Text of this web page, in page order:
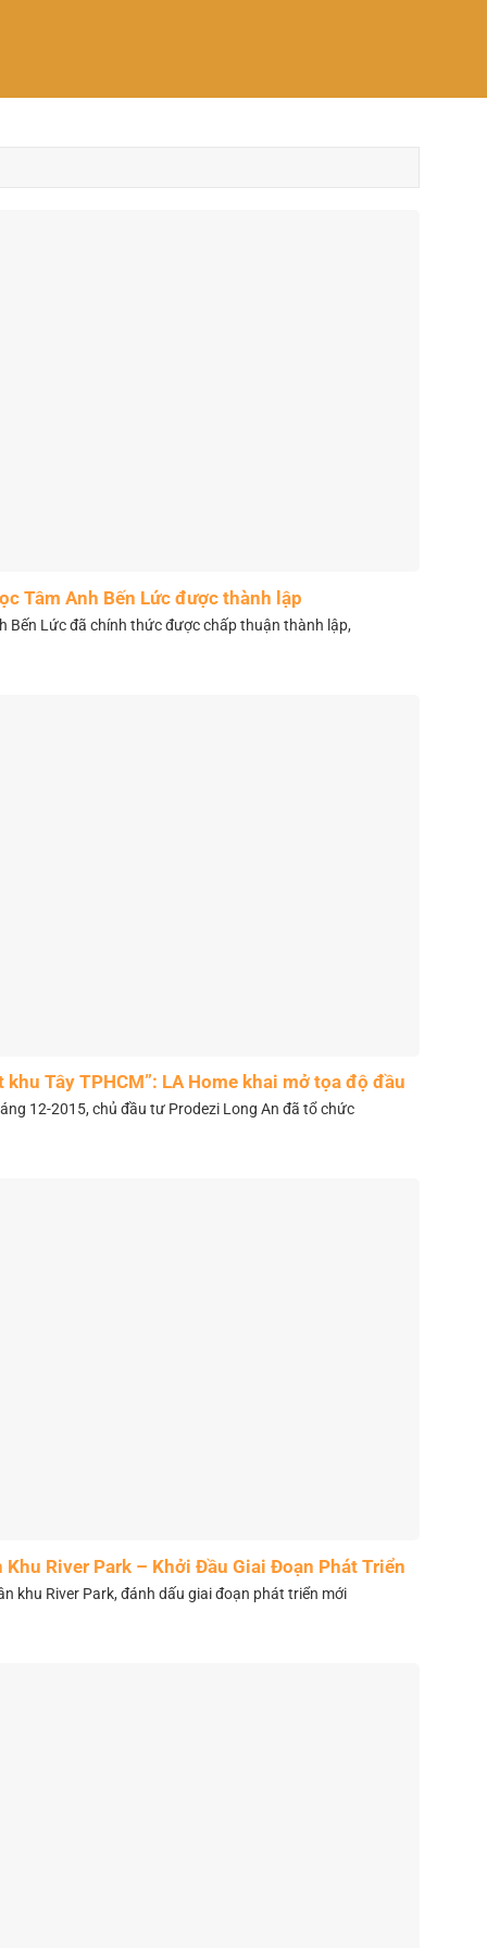
Tâm Anh Bến Lức được thành lập
Bến Lức đã chính thức được chấp thuận thành lập,
Tây TPHCM”: LA Home khai mở tọa độ đầu
tư mới
12-2015, chủ đầu tư Prodezi Long An đã tổ chức
Khu River Park – Khởi Đầu Giai Đoạn Phát Triển
Mới
khu River Park, đánh dấu giai đoạn phát triển mới